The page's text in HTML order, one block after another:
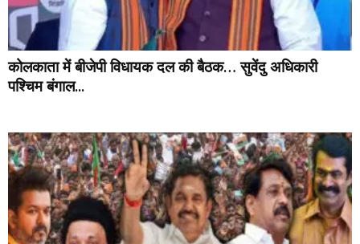
कोलकाता में बीजेपी विधायक दल की बैठक… सुवेंदु अधिकारी
पश्चिम बंगाल...